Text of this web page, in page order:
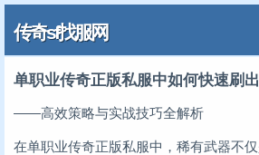
传奇sf找服网
单职业传奇正版私服中如何快速刷
——高效策略与实战技巧全解析
在单职业传奇正版私服中，稀有武器不